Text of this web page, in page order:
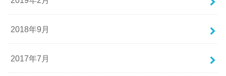
2018年9月
2017年7月